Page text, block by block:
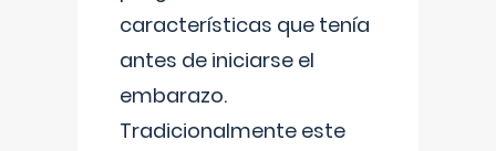
características que tenía
antes de iniciarse el
embarazo.
Tradicionalmente este